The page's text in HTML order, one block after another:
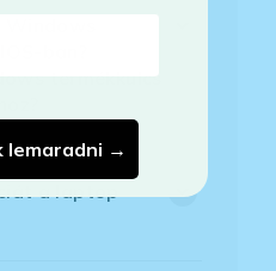
ban?
termékkulcs
a laptop
Nem akarok lemaradni →